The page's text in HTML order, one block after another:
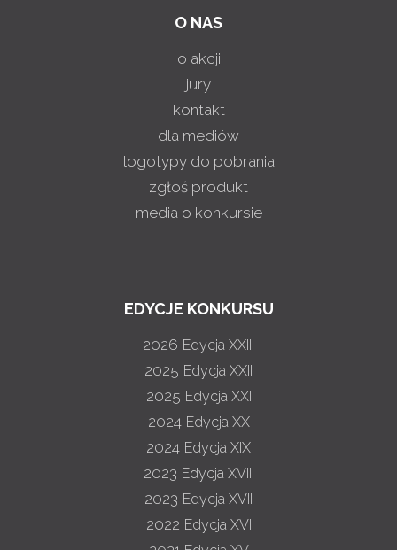
O NAS
o akcji
jury
kontakt
dla mediów
logotypy do pobrania
zgłoś produkt
media o konkursie
EDYCJE KONKURSU
2026 Edycja XXIII
2025 Edycja XXII
2025 Edycja XXI
2024 Edycja XX
2024 Edycja XIX
2023 Edycja XVIII
2023 Edycja XVII
2022 Edycja XVI